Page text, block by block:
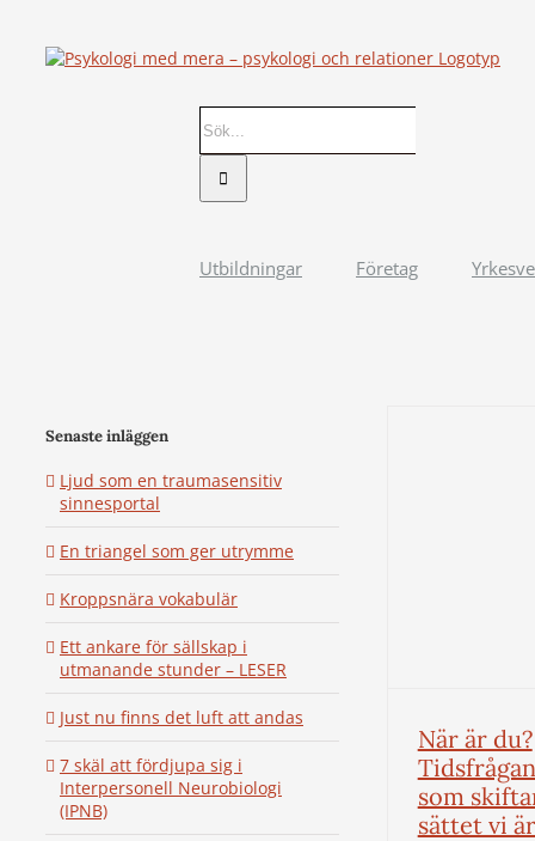
innehållet
efter:
Utbildningar Företag
När är du?
Tidsfrågan
som
sättet vi är
Senaste inläggen
Ljud som en traumasensitiv
sinnesportal
En triangel som ger utrymme
Kroppsnära vokabulär
Ett ankare för sällskap i
utmanande stunder – LESER
Just nu finns det luft att andas
7 skäl att fördjupa sig i
Interpersonell Neurobiologi
(IPNB)